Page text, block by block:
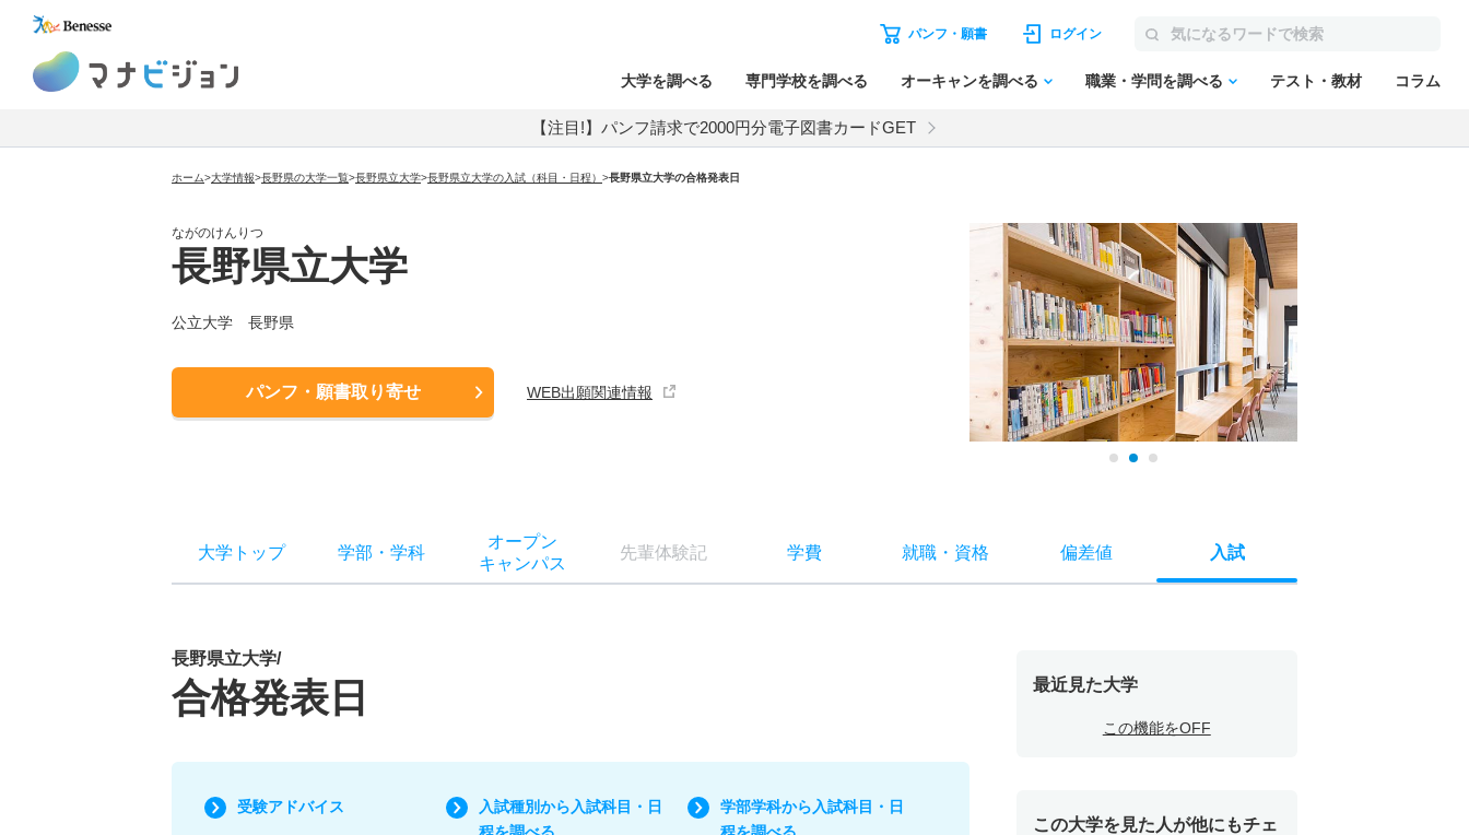
パンフ・願書 ログイン
大学を調べる 専門学校を調べる オーキャンを調べる 職業・学問を調べる テスト・教材 コラム
【注目!】パンフ請求で2000円分電子図書カードGET
ホーム>大学情報>長野県の大学一覧>長野県立大学>長野県立大学の入試（科目・日程） >長野県立大学の合格発表日
ながのけんりつ
長野県立大学
公立大学 長野県
パンフ・願書取り寄せ WEB出願関連情報
大学トップ 学部 ・ 学科
オープン
キャンパス
先輩体験記 学費 就職・ 資格 偏差値 入試
長野県立大学/
合格発表日
受験アドバイス
入試種別から入試科目・日
程を調べる
学部学科から入試科目・日
程を調べる
最近見た大学
この機能をOFF
この大学を見た人が他にもチェ